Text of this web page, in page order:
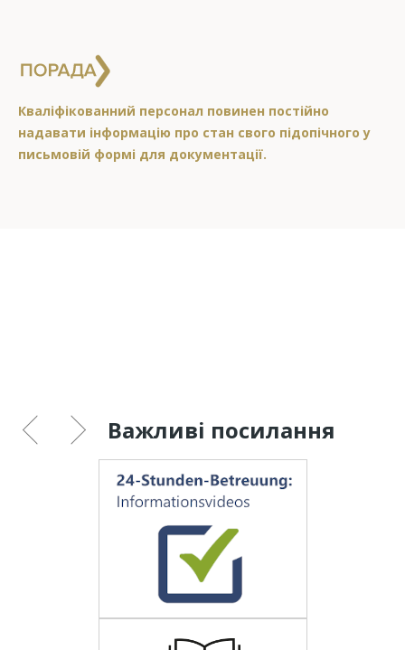
Кваліфікованний персонал повинен постійно
надавати інформацію про стан свого підопічного у
письмовій формі для документації.
Важливі посилання